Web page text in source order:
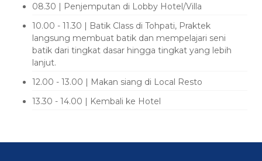
08.30 | Penjemputan di Lobby Hotel/Villa
10.00 - 11.30 | Batik Class di Tohpati, Praktek
langsung membuat batik dan mempelajari seni
batik dari tingkat dasar hingga tingkat yang lebih
lanjut.
12.00 - 13.00 | Makan siang di Local Resto
13.30 - 14.00 | Kembali ke Hotel